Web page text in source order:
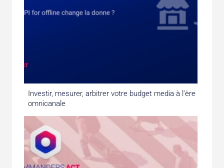
Investir, mesurer, arbitrer votre budget media à l’ère
omnicanale